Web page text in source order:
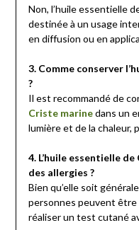
Non, l’huile essentielle
destinée à un usage
en diffusion ou en
3. Comme conserver
?
Il est recommandé de
Criste marinedans un
lumière et de la chaleur,
4. L’huile essentielle
des allergies ?
Bien qu’elle soit
personnes peuvent être
réaliser un test cutané